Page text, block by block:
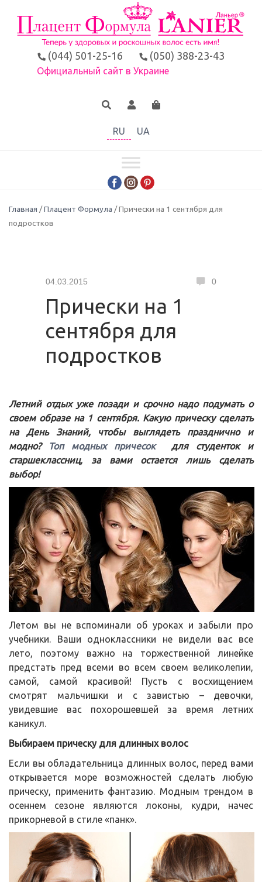
(044) 501-25-16 (050) 388-23-43
Официальный сайт в Украине
RU UA
Главная /Плацент Формула / Прически на 1 сентября для
подростков
04.03.2015 0
Прически на 1
сентября для
подростков
Летний отдых уже позади и срочно надо подумать о
своем образе на 1 сентября. Какую прическу сделать
на День Знаний, чтобы выглядеть празднично и
модно?
Топ модных причесокдля студенток и
старшеклассниц, за вами остается лишь сделать
выбор!
Летом вы не вспоминали об уроках и забыли про
учебники. Ваши одноклассники не видели вас все
лето, поэтому важно на торжественной линейке
предстать пред всеми во всем своем великолепии,
самой, самой красивой! Пусть с восхищением
смотрят мальчишки и с завистью – девочки,
увидевшие вас похорошевшей за время летних
каникул.
Выбираем прическу для длинных волос
Если вы обладательница длинных волос, перед вами
открывается море возможностей сделать любую
прическу, применить фантазию. Модным трендом в
осеннем сезоне являются локоны, кудри, начес
прикорневой в стиле «панк».